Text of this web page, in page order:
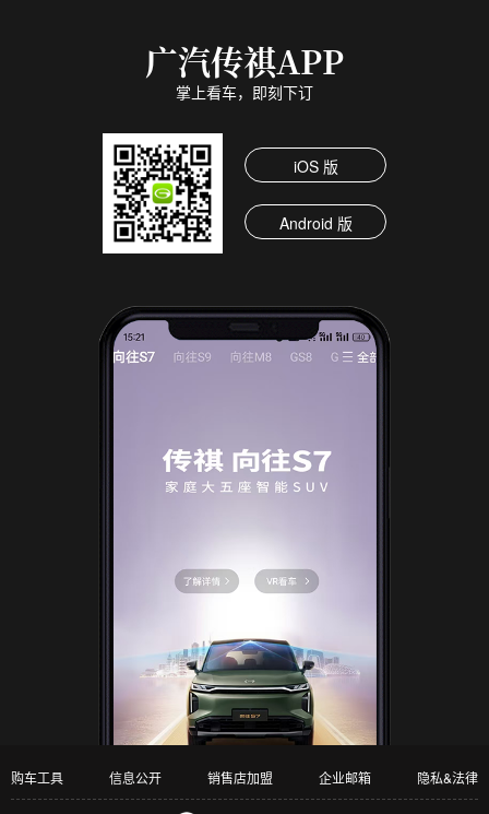
广汽传祺APP
掌上看车，即刻下订
iOS 版
Android 版
购车工具 信息公开 销售店加盟 企业邮箱 隐私&法律